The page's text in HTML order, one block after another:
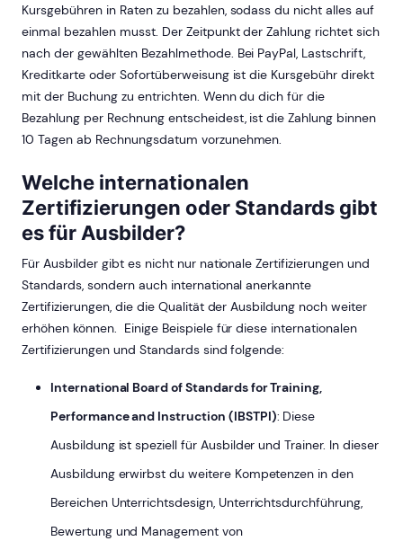
Kursgebühren in Raten zu bezahlen, sodass du nicht alles auf
einmal bezahlen musst. Der Zeitpunkt der Zahlung richtet sich
nach der gewählten Bezahlmethode. Bei PayPal, Lastschrift,
Kreditkarte oder Sofortüberweisung ist die Kursgebühr direkt
mit der Buchung zu entrichten. Wenn du dich für die
Bezahlung per Rechnung entscheidest, ist die Zahlung binnen
10 Tagen ab Rechnungsdatum vorzunehmen.
Welche internationalen
Zertifizierungen oder Standards gibt
es für Ausbilder?
Für Ausbilder gibt es nicht nur nationale Zertifizierungen und
Standards, sondern auch international anerkannte
Zertifizierungen, die die Qualität der Ausbildung noch weiter
erhöhen können. Einige Beispiele für diese internationalen
Zertifizierungen und Standards sind folgende:
International Board of Standards for Training,
Performance and Instruction (IBSTPI): Diese
Ausbildung ist speziell für Ausbilder und Trainer. In dieser
Ausbildung erwirbst du weitere Kompetenzen in den
Bereichen Unterrichtsdesign, Unterrichtsdurchführung,
Bewertung und Management von